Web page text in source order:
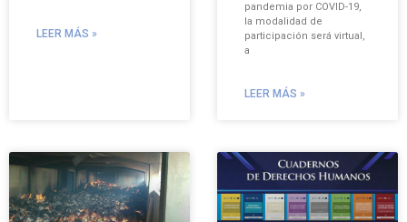
LEER MÁS »
pandemia por COVID-19,
la modalidad de
participación será virtual,
a
LEER MÁS »